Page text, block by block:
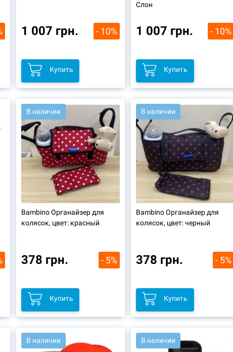
1 007 грн. - 10%
Купить
Слон
1 007 грн. - 10%
Купить
В наличии
Bambino Органайзер для
колясок, цвет: красный
378 грн. - 5%
Купить
В наличии
Bambino Органайзер для
колясок, цвет: черный
378 грн. - 5%
Купить
В наличии В наличии